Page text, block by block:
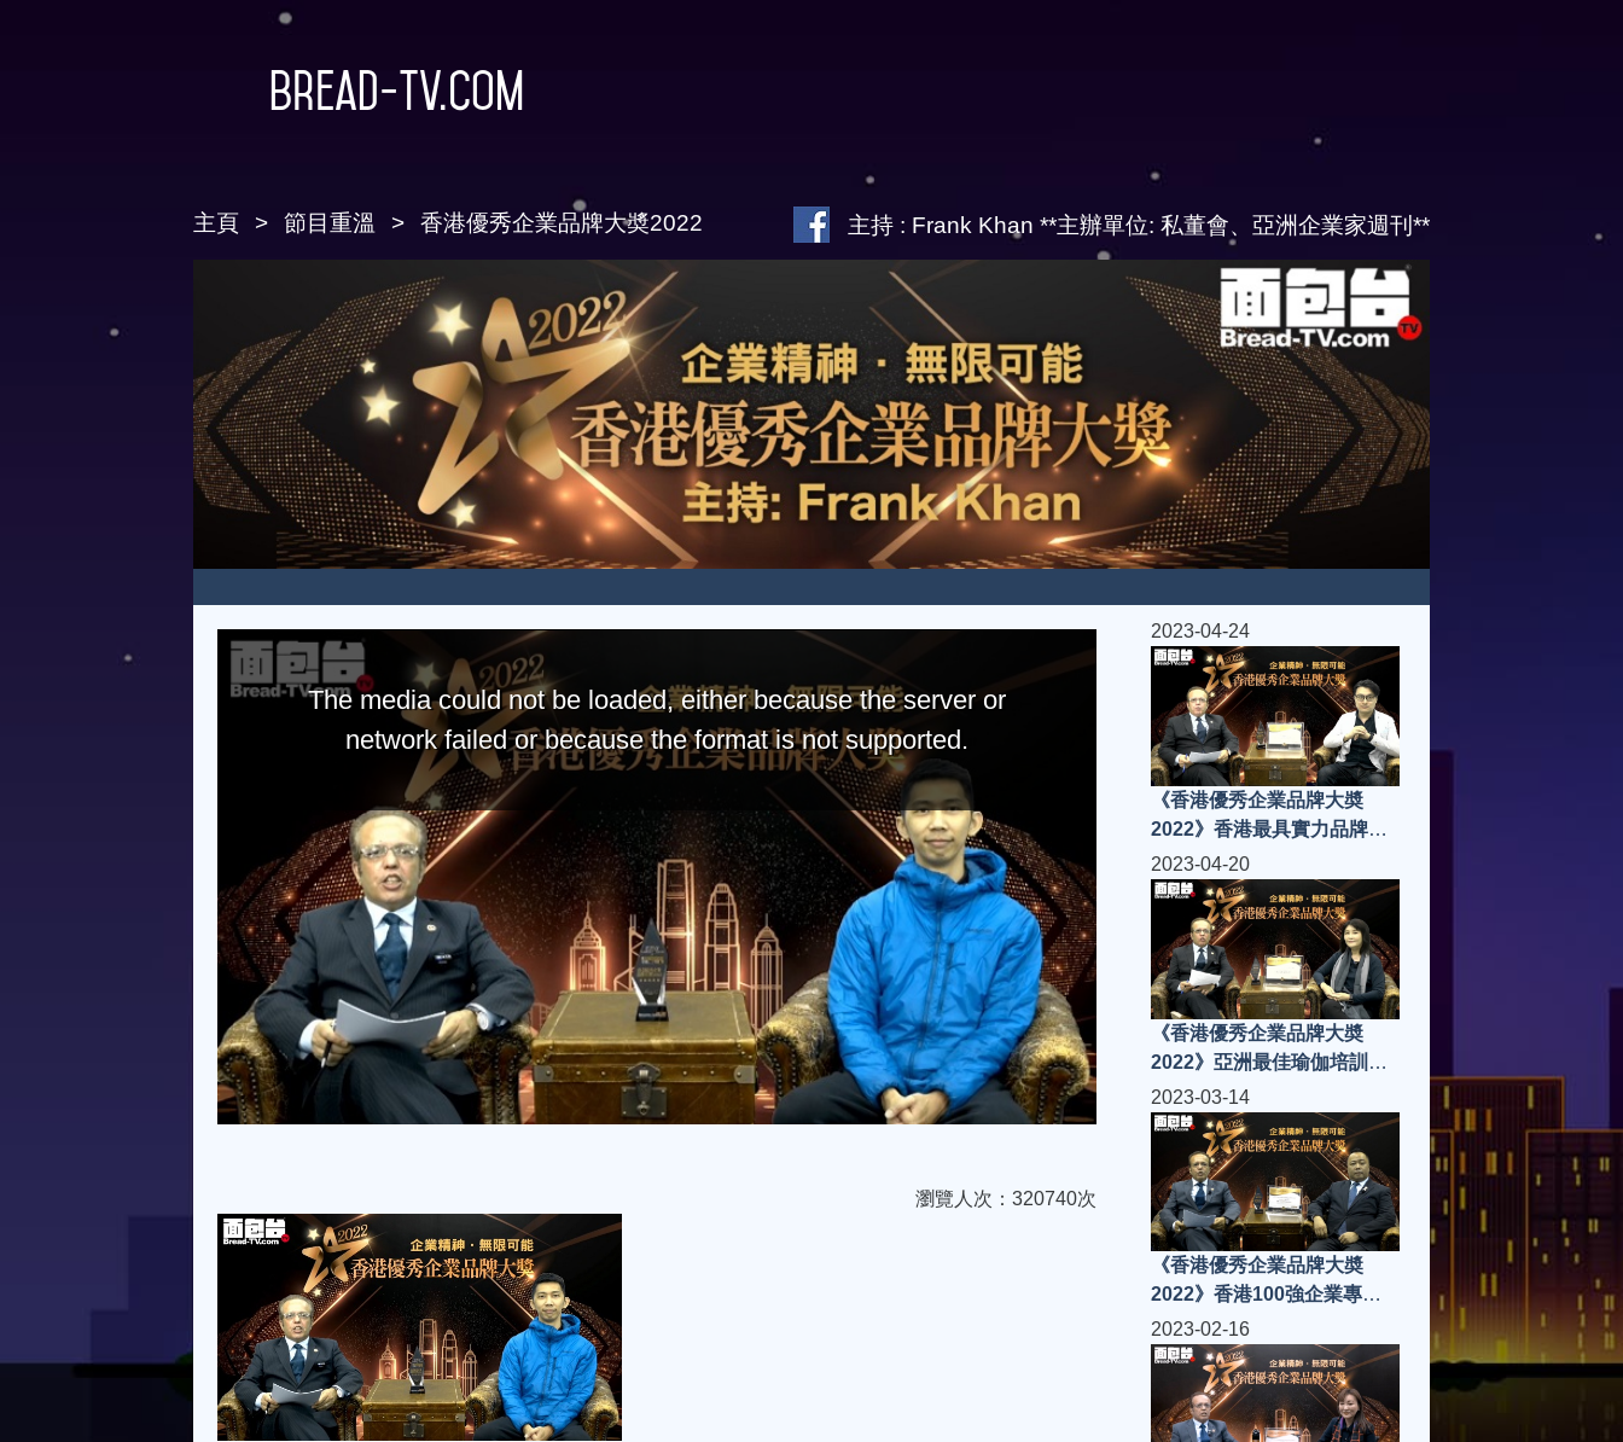
Bread-TV.com
主頁 節目重溫 香港優秀企業品牌大奬2022 主持 : Frank Khan **主辦單位: 私董會、亞洲企業家週刊**
The media could not be loaded, either because the server or
network failed or because the format is not supported.
瀏覽人次：320740次
2023-04-24
《香港優秀企業品牌大奬
2022》香港最具實力品牌金
獎
2023-04-20
《香港優秀企業品牌大奬
2022》亞洲最佳瑜伽培訓學
院金獎
2023-03-14
《香港優秀企業品牌大奬
2022》香港100強企業專科
教育金獎
2023-02-16